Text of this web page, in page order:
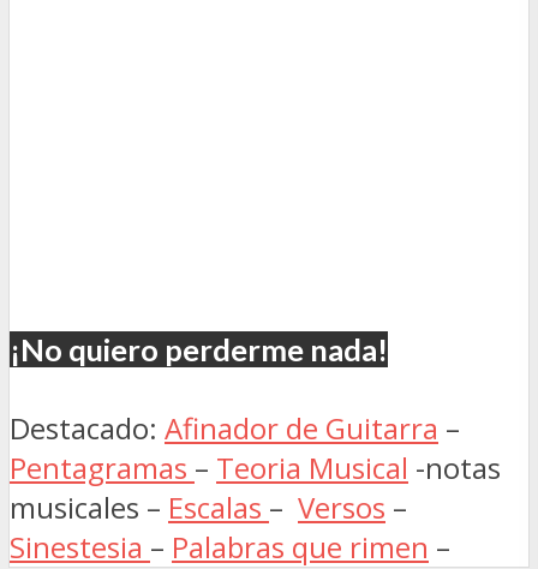
¡No quiero perderme nada!
Destacado: Afinador de Guitarra –
Pentagramas – Teoria Musical -notas
musicales – Escalas – Versos –
Sinestesia – Palabras que rimen –